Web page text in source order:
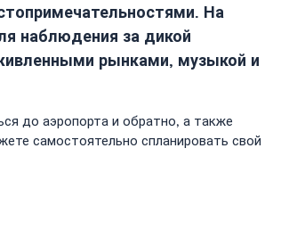
На
наблюдения за дикой
рынками, музыкой и
до аэропорта и обратно, а также
самостоятельно спланировать свой